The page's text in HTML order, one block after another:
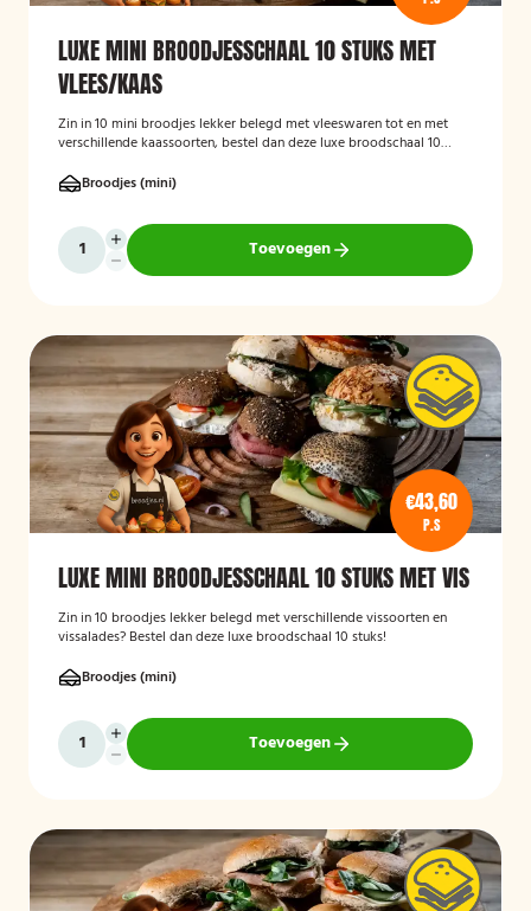
LUXE MINI BROODJESSCHAAL 10 STUKS MET
VLEES/KAAS
Zin in 10 mini broodjes lekker belegd met vleeswaren tot en met
verschillende kaassoorten, bestel dan deze luxe broodschaal 10
Broodjes (mini)
Toevoegen
€43,60
P.S
LUXE MINI BROODJESSCHAAL 10 STUKS MET VIS
Zin in 10 broodjes lekker belegd met verschillende vissoorten en
vissalades? Bestel dan deze luxe broodschaal 10 stuks!
Broodjes (mini)
Toevoegen